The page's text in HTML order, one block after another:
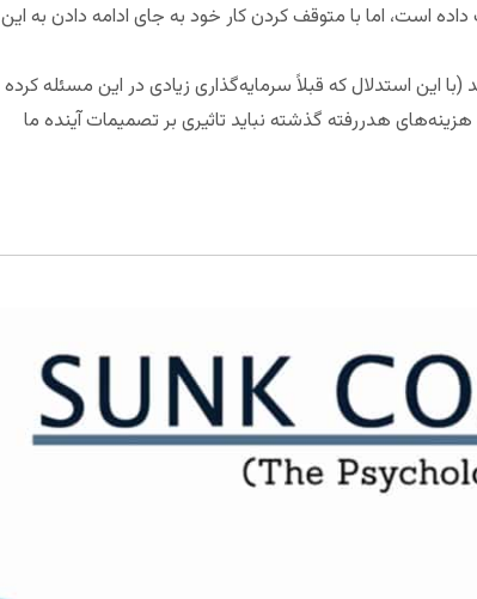
است، اما با متوقف کردن کار خود به جای ادامه‌‌ دادن‌ به این
این استدلال که قبلاً سرمایه‌گذاری زیادی در این مسئله کرده
هدررفته گذشته نباید تاثیری بر تصمیمات آینده ما